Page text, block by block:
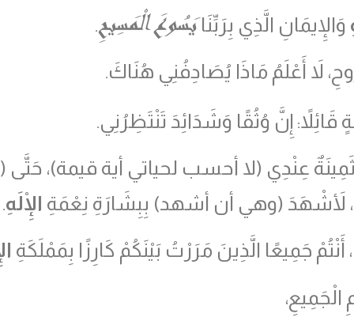
وَالإِيمَانِ الَّذِي بِرَبِّنَايَسُوعَ الْمَسِيحِ.
لاَ أَعْلَمُ مَاذَا يُصَادِفُنِي هُنَاكَ.
إِنَّ وُثُقًا وَشَدَائِدَ تَنْتَظِرُنِي.
عِنْدِي (لا أحسب لحياتي أية قيمة)، حَتَّى
، لأَشْهَدَ (وهي أن أشهد) بِبِشَارَةِ نِعْمَةِ الْإِلَهِ.
جَمِيعًا الَّذِينَ مَرَرْتُ بَيْنَكُمْ كَارِزًا بِمَمْلَكَةِ